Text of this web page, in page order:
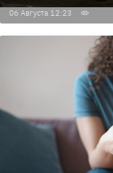
06 Августа 12:23